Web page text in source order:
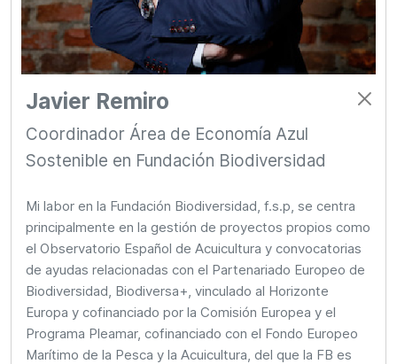
Javier Remiro
Coordinador Área de Economía Azul
Sostenible en Fundación Biodiversidad
Mi labor en la Fundación Biodiversidad, f.s.p, se centra
principalmente en la gestión de proyectos propios como
el Observatorio Español de Acuicultura y convocatorias
de ayudas relacionadas con el Partenariado Europeo de
Biodiversidad, Biodiversa+, vinculado al Horizonte
Europa y cofinanciado por la Comisión Europea y el
Programa Pleamar, cofinanciado con el Fondo Europeo
Marítimo de la Pesca y la Acuicultura, del que la FB es